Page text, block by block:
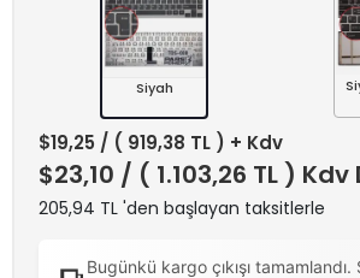
Siyah
$19,25 / ( 919,38 TL ) + Kdv
$23,10 / ( 1.103,26 TL ) Kdv
205,94 TL 'den başlayan taksitlerle
Bugünkü kargo çıkışı tamamlandı.